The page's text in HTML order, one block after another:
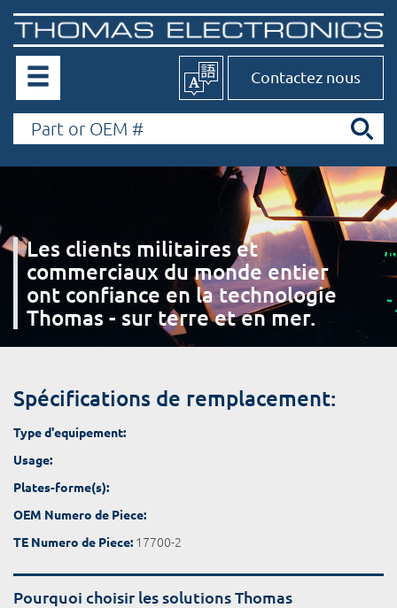
Contactez nous
Les clients militaires et
commerciaux du monde entier
ont confiance en la technologie
Thomas - sur terre et en mer.
Spécifications de remplacement:
Type d'equipement:
Usage:
Plates-forme(s):
OEM Numero de Piece:
TE Numero de Piece: 17700-2
Pourquoi choisir les solutions Thomas